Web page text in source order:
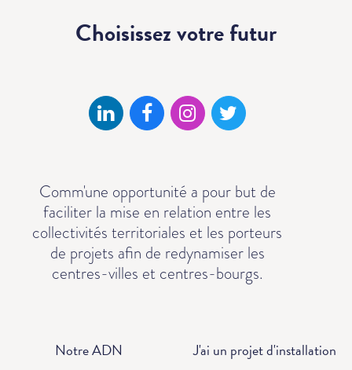
Choisissez votrefutur
Comm'une opportunité a pour but de
faciliter la mise en relation entre les
collectivités territoriales et les porteurs
de projets afin de redynamiser les
centres-villes et centres-bourgs.
Notre ADN J'ai un projet d'installation